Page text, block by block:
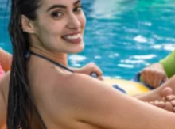
BIENESTAR
BEACH
PARK
RESORT